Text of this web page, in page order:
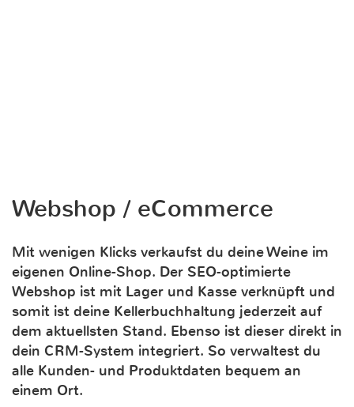
Webshop / eCommerce
Mit wenigen Klicks verkaufst du deine Weine im
eigenen Online-Shop. Der SEO-optimierte
Webshop ist mit Lager und Kasse verknüpft und
somit ist deine Kellerbuchhaltung jederzeit auf
dem aktuellsten Stand. Ebenso ist dieser direkt in
dein CRM-System integriert. So verwaltest du
alle Kunden- und Produktdaten bequem an
einem Ort.